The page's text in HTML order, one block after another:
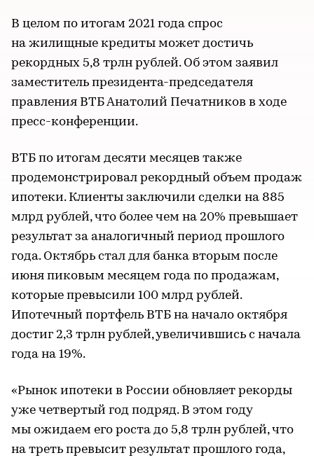
В целом по итогам 2021 года спрос
на жилищные кредиты может достичь
рекордных 5,8 трлн рублей. Об этом заявил
заместитель президента-председателя
правления ВТБ Анатолий Печатников в ходе
пресс-конференции.
ВТБ по итогам десяти месяцев также
продемонстрировал рекордный объем продаж
ипотеки. Клиенты заключили сделки на 885
млрд рублей, что более чем на 20% превышает
результат за аналогичный период прошлого
года. Октябрь стал для банка вторым после
июня пиковым месяцем года по продажам,
которые превысили 100 млрд рублей.
Ипотечный портфель ВТБ на начало октября
достиг 2,3 трлн рублей, увеличившись с начала
года на 19%.
«Рынок ипотеки в России обновляет рекорды
уже четвертый год подряд. В этом году
мы ожидаем его роста до 5,8 трлн рублей, что
на треть превысит результат прошлого года,